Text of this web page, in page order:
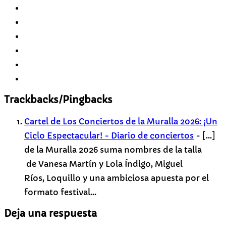
Trackbacks/Pingbacks
Cartel de Los Conciertos de la Muralla 2026: ¡Un
Ciclo Espectacular! - Diario de conciertos - […]
de la Muralla 2026 suma nombres de la talla
de Vanesa Martín y Lola Índigo, Miguel
Ríos, Loquillo y una ambiciosa apuesta por el
formato festival…
Deja una respuesta